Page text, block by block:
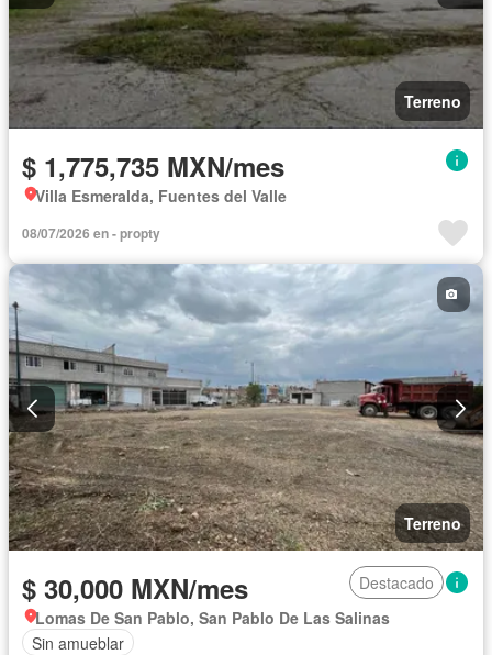
Terreno
$ 1,775,735 MXN/mes
Villa Esmeralda, Fuentes del Valle
08/07/2026 en - propty
Terreno
$ 30,000 MXN/mes
Destacado
Lomas De San Pablo, San Pablo De Las Salinas
Sin amueblar